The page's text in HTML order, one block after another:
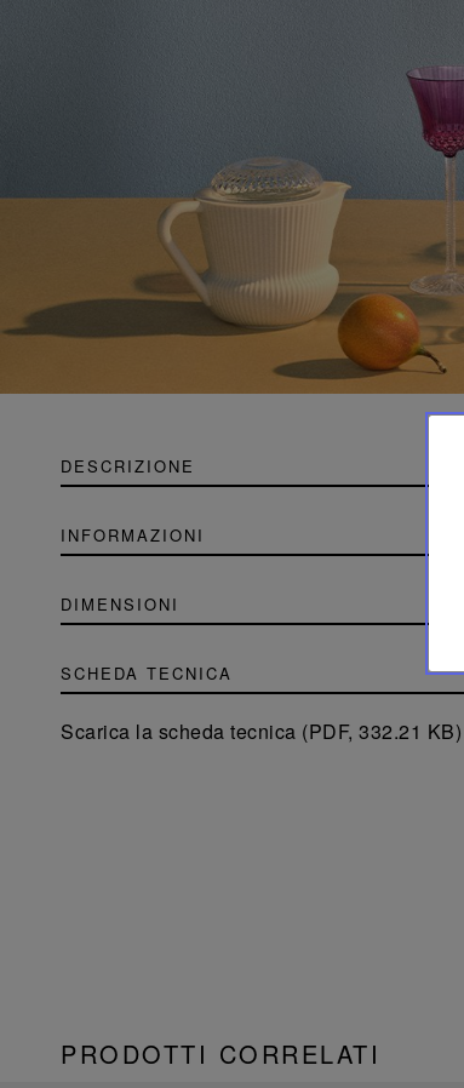
DESCRIZIONE
INFORMAZIONI
DIMENSIONI
SCHEDA TECNICA
Scarica la scheda tecnica (PDF, 332.21 KB)
PRODOTTI CORRELATI